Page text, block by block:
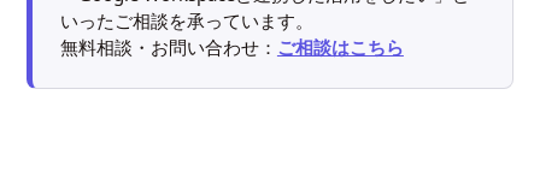
いったご相談を承っています。
無料相談・お問い合わせ： ご相談はこちら